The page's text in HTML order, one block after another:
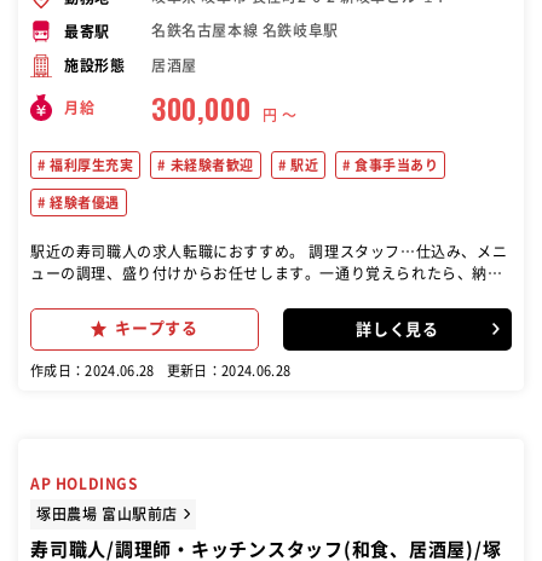
最寄駅 名鉄名古屋本線 名鉄岐阜駅
施設形態 居酒屋
月給 300,000 円 〜
福利厚生充実 未経験者歓迎 駅近 食事手当あり
経験者優遇
駅近の寿司職人の求人転職におすすめ。 調理スタッフ…仕込み、メニ
ューの調理、盛り付けからお任せします。一通り覚えられたら、納
ご経験に合わせて、無理のないところからスタート!経験豊富な先輩や
トレーナーがお教えしますので、徐々にできることを増やしていきま
キープする 詳しく見る
作成日：2024.06.28 更新日：2024.06.28
AP HOLDINGS
塚田農場 富山駅前店
寿司職人/調理師・キッチンスタッフ(和食、居酒屋)/塚